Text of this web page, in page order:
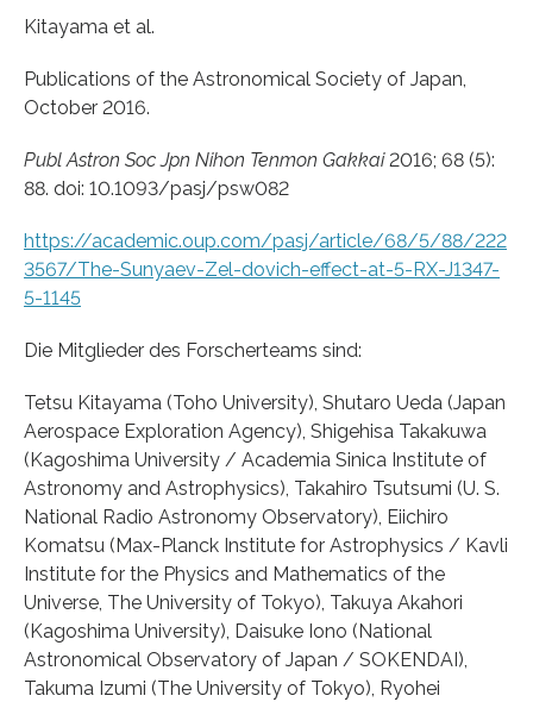
Kitayama et al.
Publications of the Astronomical Society of Japan,
October 2016.
Publ Astron Soc Jpn Nihon Tenmon Gakkai2016; 68 (5):
88. doi: 10.1093/pasj/psw082
https://academic.oup.com/pasj/article/68/5/88/222
3567/The-Sunyaev-Zel-dovich-effect-at-5-RX-J1347-
5-1145
Die Mitglieder des Forscherteams sind:
Tetsu Kitayama (Toho University), Shutaro Ueda (Japan
Aerospace Exploration Agency), Shigehisa Takakuwa
(Kagoshima University / Academia Sinica Institute of
Astronomy and Astrophysics), Takahiro Tsutsumi (U. S.
National Radio Astronomy Observatory), Eiichiro
Komatsu (Max-Planck Institute for Astrophysics / Kavli
Institute for the Physics and Mathematics of the
Universe, The University of Tokyo), Takuya Akahori
(Kagoshima University), Daisuke Iono (National
Astronomical Observatory of Japan / SOKENDAI),
Takuma Izumi (The University of Tokyo), Ryohei